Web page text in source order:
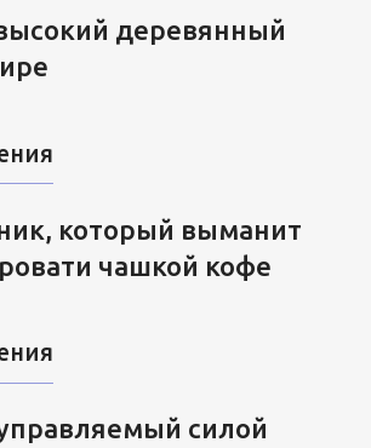
деревянный
который выманит
чашкой кофе
силой